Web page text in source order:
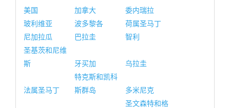
美国 加拿大
委内瑞拉
玻利维亚
波多黎各
荷属圣马丁
尼加拉瓜
巴拉圭
智利
圣基茨和尼维
斯
牙买加 乌拉圭
法属圣马丁
特克斯和凯科
斯群岛
多米尼克
圣文森特和格